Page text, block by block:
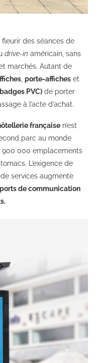
fleurir des séances de
drive-in américain, sans
marchés. Autant de
porte-affiches et
PVC) de porter
à l’acte d’achat.
française n’est
parc au monde
900 000 emplacements
L’exigence de
services augmente
de communication